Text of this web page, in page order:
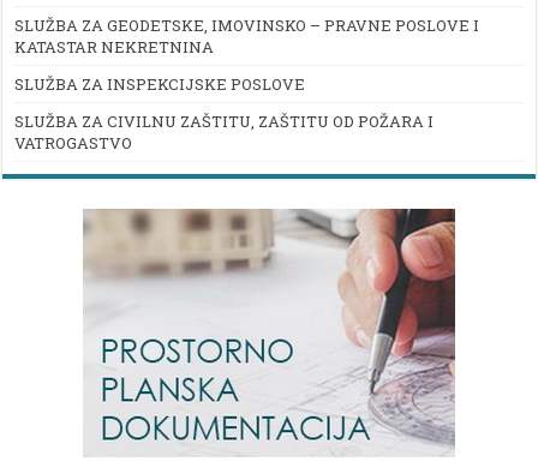
SLUŽBA ZA GEODETSKE, IMOVINSKO – PRAVNE POSLOVE I
KATASTAR NEKRETNINA
SLUŽBA ZA INSPEKCIJSKE POSLOVE
SLUŽBA ZA CIVILNU ZAŠTITU, ZAŠTITU OD POŽARA I
VATROGASTVO